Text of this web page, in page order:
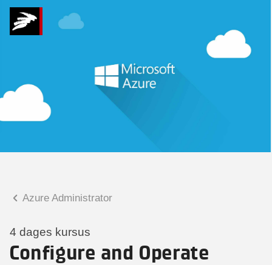
Azure Administrator
4 dages kursus
Configure and Operate
Praktiske spørgsmål
Spørgsmål til tilmelding, forplejning,
Charlotte Heimann
Hvad kan vi hjælpe